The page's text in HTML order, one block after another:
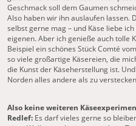
Geschmack soll dem Gaumen
Also haben wir ihn auslaufen lassen.
selbst gerne mag – und Käse liebe
eigenen. Aber ich genieße auch tolle
Beispiel ein schönes Stück Comté
so viele großartige Käsereien, die
die Kunst der Käseherstellung ist.
Norden alles andere als zu
Also keine weiteren
Redlef: Es darf vieles gerne so